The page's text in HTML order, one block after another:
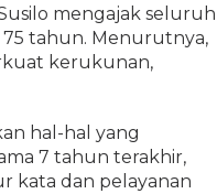
mengajak seluruh
75 tahun. Menurutnya,
kerukunan,
hal-hal yang
7 tahun terakhir,
kata dan pelayanan